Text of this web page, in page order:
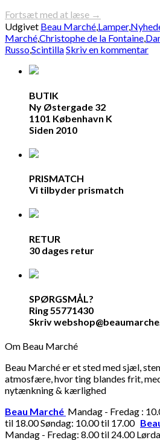
Fortsæt med at læse →
Udgivet Beau Marché,Lamper,
Marché,Christophe de la Fontaine,
Russo,ScintillaSkriv en kommentar
BUTIK
Ny Østergade 32
1101 København K
Siden 2010
PRISMATCH
Vi tilbyder prismatch
RETUR
30 dages retur
SPØRGSMÅL?
Ring 55771430
Skriv
Om Beau Marché
Beau Marché er et sted med sjæl,
atmosfære, hvor ting blandes frit,
nytænkning & kærlighed
Beau Marché Mandag - Fredag :
til 18.00 Søndag: 10.00 til 17.00
Mandag - Fredag: 8.00 til 24.00